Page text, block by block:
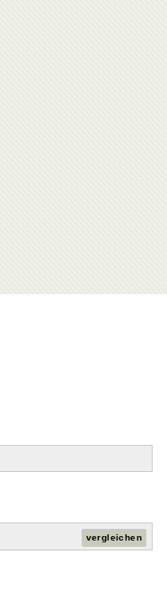
vergleichen